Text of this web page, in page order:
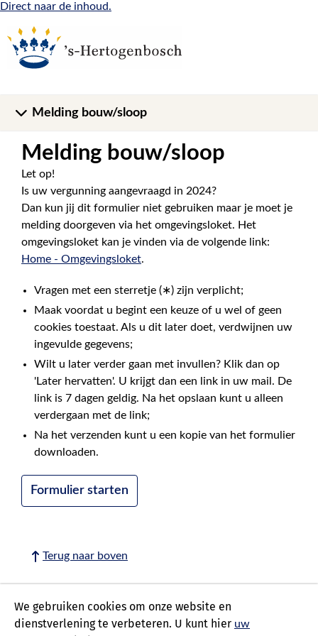
Direct naar de inhoud.
Melding bouw/sloop
Let op!
Is uw vergunning aangevraagd in 2024?
Dan kun jij dit formulier niet gebruiken maar je moet je
melding doorgeven via het omgevingsloket. Het
omgevingsloket kan je vinden via de volgende link:
Home - Omgevingsloket.
Vragen met een sterretje (∗) zijn verplicht;
Maak voordat u begint een keuze of u wel of geen
cookies toestaat. Als u dit later doet, verdwijnen uw
ingevulde gegevens;
Wilt u later verder gaan met invullen? Klik dan op
'Later hervatten'. U krijgt dan een link in uw mail. De
link is 7 dagen geldig. Na het opslaan kunt u alleen
verdergaan met de link;
Na het verzenden kunt u een kopie van het formulier
downloaden.
Formulier starten
Melding bouw/sloop
Terug naar boven
We gebruiken cookies om onze website en
dienstverlening te verbeteren. U kunt hier uw